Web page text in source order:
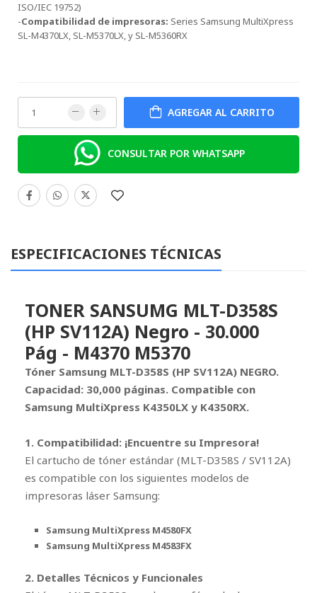
ISO/IEC 19752)
-Compatibilidad de impresoras: Series Samsung MultiXpress
SL-M4370LX, SL-M5370LX, y SL-M5360RX
AGREGAR AL CARRITO
CONSULTAR POR WHATSAPP
ESPECIFICACIONES TÉCNICAS
TONER SANSUMG MLT-D358S
(HP SV112A) Negro - 30.000
Pág - M4370 M5370
Tóner Samsung MLT-D358S (HP SV112A) NEGRO.
Capacidad: 30,000 páginas. Compatible con
Samsung MultiXpress K4350LX y K4350RX.
1. Compatibilidad: ¡Encuentre su Impresora!
El cartucho de tóner estándar (MLT-D358S / SV112A)
es compatible con los siguientes modelos de
impresoras láser Samsung:
Samsung MultiXpress M4580FX
Samsung MultiXpress M4583FX
2. Detalles Técnicos y Funcionales